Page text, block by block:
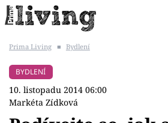
BYDLENÍ SLAVNÝCH
Prima Living ■ Bydlení
BYDLENÍ
10. listopadu 2014 06:00
Markéta Zídková